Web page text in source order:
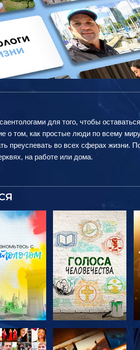
для того, чтобы
о том, как простые люди по всему
преуспевать во всех сферах жизни.
на работе или дома.